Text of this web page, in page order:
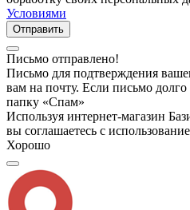
Условиями
Отправить
Письмо отправлено!
Письмо для подтверждения
вам на почту. Если письмо долго
папку «Спам»
Используя интернет-магазин
вы соглашаетесь с
Хорошо